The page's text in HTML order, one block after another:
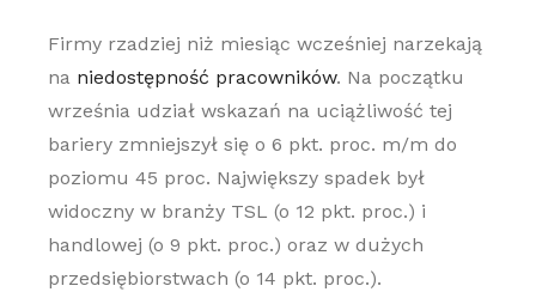
Firmy rzadziej niż miesiąc wcześniej narzekają
na niedostępność pracowników. Na początku
września udział wskazań na uciążliwość tej
bariery zmniejszył się o 6 pkt. proc. m/m do
poziomu 45 proc. Największy spadek był
widoczny w branży TSL (o 12 pkt. proc.) i
handlowej (o 9 pkt. proc.) oraz w dużych
przedsiębiorstwach (o 14 pkt. proc.).